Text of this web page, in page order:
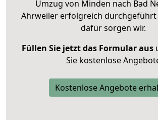
Umzug von Minden nach Bad
Ahrweiler erfolgreich
dafür sorgen wir.
Füllen Sie jetzt das Formular aus
Sie kostenlose
Kostenlose Angebote